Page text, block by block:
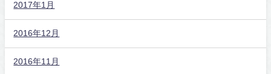
2017年1月
2016年12月
2016年11月